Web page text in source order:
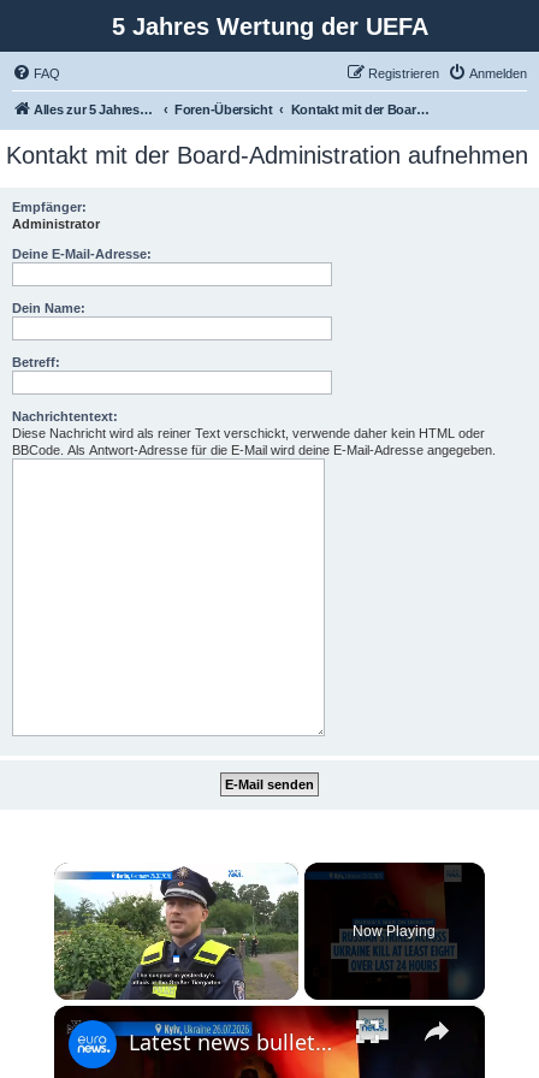
5 Jahres Wertung der UEFA
FAQ Anmelden
Registrieren
Alles zur 5 Jahreswertung / Tabelle der UEFA mit vielen Statistiken. Foren-Übersicht Kontakt mit der Board-Administration aufnehmen
Kontakt mit der Board-Administration aufnehmen
Empfänger:
Administrator
Deine E-Mail-Adresse:
Dein Name:
Betreff:
Nachrichtentext:
Diese Nachricht wird als reiner Text verschickt, verwende daher kein HTML oder
BBCode. Als Antwort-Adresse für die E-Mail wird deine E-Mail-Adresse angegeben.
×
Now Playing
×
Latest news bulletin | July 27th, 2026 – Morning